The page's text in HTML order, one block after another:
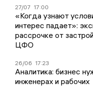
27/07 17:00
«Когда узнают
интерес падает»:
рассрочке от
ЦФО
26/06 17:23
Аналитика: бизнес
инженерах и рабочих